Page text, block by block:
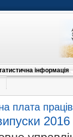
інформація
плата
2016